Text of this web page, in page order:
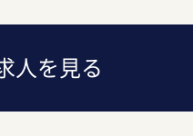
人を見る